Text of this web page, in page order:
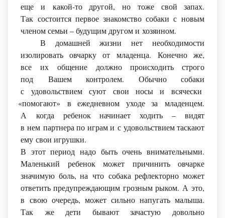
еще и какой-то другой, но тоже свой запах.
Так состоится первое знакомство собаки с новым
членом семьи – будущим другом и хозяином.
В домашней жизни нет необходимости
изолировать овчарку от младенца. Конечно же,
все их общение должно происходить строго
под Вашем контролем. Обычно собаки
с удовольствием суют свои носы и всячески
«помогают» в ежедневном уходе за младенцем.
А когда ребенок начинает ходить – видят
в нем партнера по играм и с удовольствием таскают
ему свои игрушки.
В этот период надо быть очень внимательными.
Маленький ребенок может причинить овчарке
значимую боль, на что собака рефлекторно может
ответить предупреждающим грозным рыком. А это,
в свою очередь, может сильно напугать малыша.
Так же дети бывают зачастую довольно